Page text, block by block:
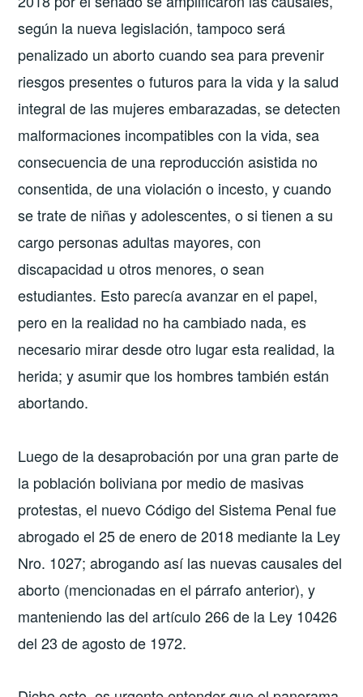
según la nueva legislación, tampoco será
penalizado un aborto cuando sea para prevenir
riesgos presentes o futuros para la vida y la salud
integral de las mujeres embarazadas, se detecten
malformaciones incompatibles con la vida, sea
consecuencia de una reproducción asistida no
consentida, de una violación o incesto, y cuando
se trate de niñas y adolescentes, o si tienen a su
cargo personas adultas mayores, con
discapacidad u otros menores, o sean
estudiantes. Esto parecía avanzar en el papel,
pero en la realidad no ha cambiado nada, es
necesario mirar desde otro lugar esta realidad, la
herida; y asumir que los hombres también están
abortando.
​Luego de la desaprobación por una gran parte de
la población boliviana por medio de masivas
protestas, el nuevo Código del Sistema Penal fue
abrogado el 25 de enero de 2018 mediante la Ley
Nro. 1027; abrogando así las nuevas causales del
aborto (mencionadas en el párrafo anterior), y
manteniendo las del artículo 266 de la Ley 10426
del 23 de agosto de 1972.